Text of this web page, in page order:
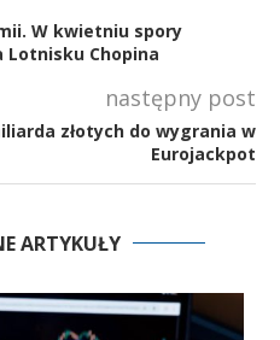
W kwietniu spory
Chopina
następny post
złotych do wygrania w
Eurojackpot
ARTYKUŁY